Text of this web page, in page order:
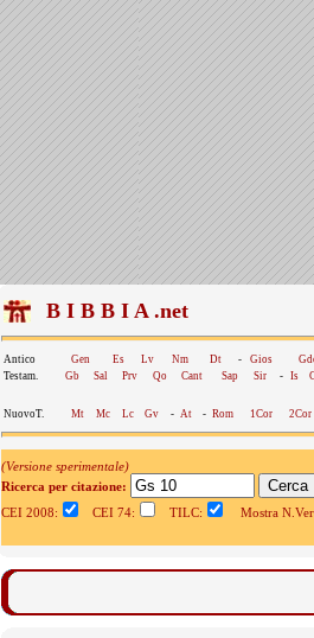
B I B B I A .net
Antico Gen Es Lv Nm Dt - Gios
Testam.
Gb Sal Prv Qo Cant Sap Sir - Is
NuovoT. Mt Mc Lc Gv - At - Rom 1Cor 2Cor
(Versione sperimentale)
Ricerca per citazione:
CEI 2008:
CEI 74: TILC: Mostra